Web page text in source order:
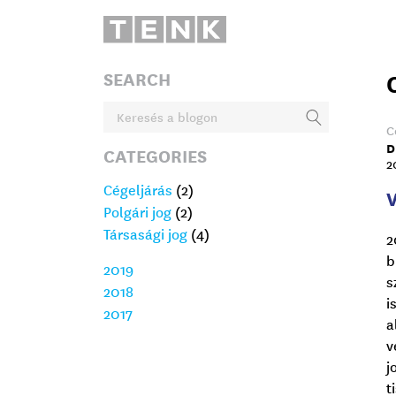
SEARCH
CATEGORIES
Cégeljárás (2)
Polgári jog (2)
Társasági jog (4)
2019
2018
2017